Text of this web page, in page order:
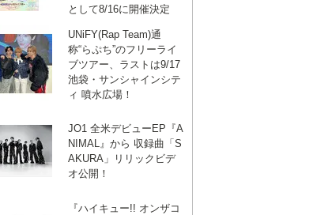
として8/16に開催決定
UNiFY(Rap Team)通
称“らぷち”のフリーライ
ブツアー、ラストは9/17
池袋・サンシャインシテ
ィ 噴水広場！
JO1 全米デビューEP『A
NIMAL』から 収録曲「S
AKURA」リリックビデ
オ公開！
『ハイキュー!! オンザコ